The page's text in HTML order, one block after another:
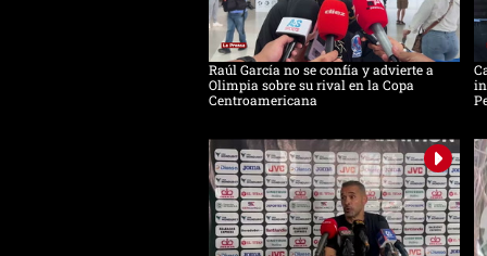
Raúl García no se confía y advierte a
Olimpia sobre su rival en la Copa
Centroamericana